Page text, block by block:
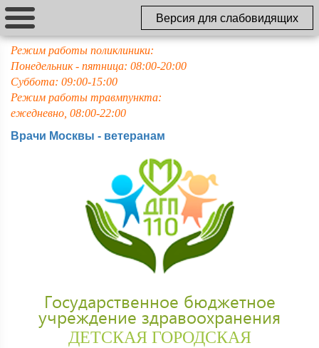
Версия для слабовидящих
Режим работы поликлиники:
Понедельник - пятница: 08:00-20:00
Суббота: 09:00-15:00
Режим работы травмпункта:
ежедневно, 08:00-22:00
Врачи Москвы - ветеранам
Государственное бюджетное
учреждение здравоохранения
ДЕТСКАЯ ГОРОДСКАЯ